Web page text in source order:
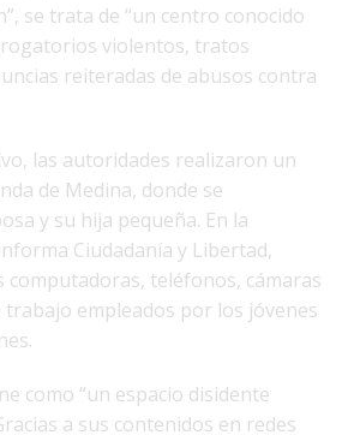
se trata de “un centro conocido
violentos, tratos
reiteradas de abusos contra
las autoridades realizaron un
de Medina, donde se
y su hija pequeña. En la
Ciudadanía y Libertad,
computadoras, teléfonos, cámaras
empleados por los jóvenes
como “un espacio disidente
a sus contenidos en redes